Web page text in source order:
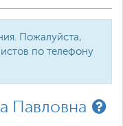
Пожалуйста,
по телефону
Павловна